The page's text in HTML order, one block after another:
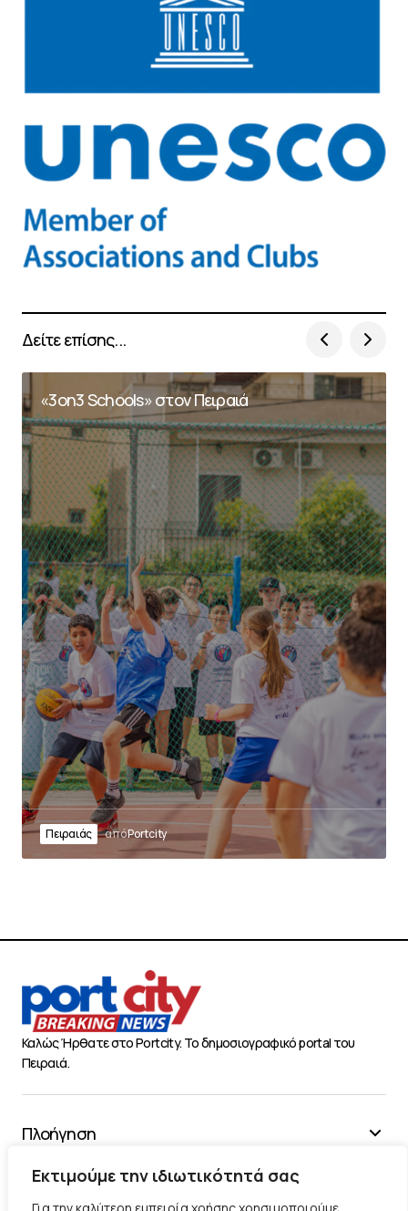
Εκτιμούμε την ιδιωτικότητά σας
Δείτε επίσης...
«3on3 Schools» στον Πειραιά
Πειραιάς απόPortcity
Καλώς Ήρθατε στο Portcity. Το δημοσιογραφικό portal του
Πειραιά.
Πλοήγηση
Χρήσιμα
Διάφορα